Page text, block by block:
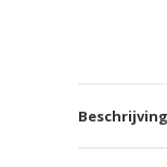
Beschrijving